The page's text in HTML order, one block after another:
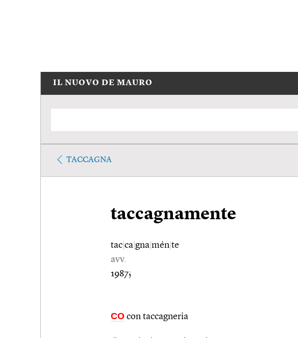
IL NUOVO DE MAURO
TACCAGNA
taccagnamente
tac ca gna mén te
avv.
1987;
CO con taccagneria